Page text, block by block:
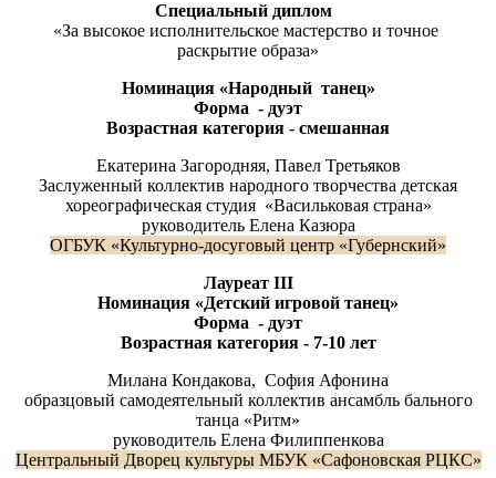
Специальный диплом
«За высокое исполнительское мастерство и точное
раскрытие образа»
Номинация «Народный танец»
Форма - дуэт
Возрастная категория - смешанная
Екатерина Загородняя, Павел Третьяков
Заслуженный коллектив народного творчества детская
хореографическая студия «Васильковая страна»
руководитель Елена Казюра
ОГБУК «Культурно-досуговый центр «Губернский»
ЛауреатIII
Номинация «Детский игровой танец»
Форма - дуэт
Возрастная категория - 7-10 лет
Милана Кондакова, София Афонина
образцовый самодеятельный коллектив ансамбль бального
танца «Ритм»
руководитель Елена Филиппенкова
Центральный Дворец культуры МБУК «Сафоновская РЦКС»